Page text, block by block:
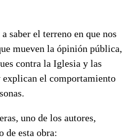
saber el terreno en que nos
mueven la ópinión pública,
contra la Iglesia y las
explican el comportamiento
uno de los autores,
de esta obra: